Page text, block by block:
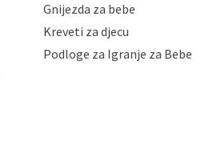
dozvoljeni zakonima. Napominjemo
doba, u potpunosti ili djelomice,
aktivnosti obrade Vaših osobnih
privole možete podnijeti poštom na
ili e-mailom na adresu:
Gnijezda za bebe
Kreveti za djecu
Podloge za Igranje za Bebe